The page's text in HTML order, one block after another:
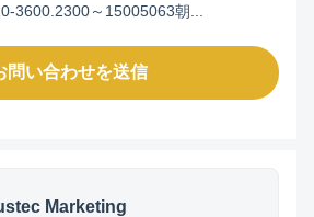
3600.2300～15005063朝...
問い合わせを送信
Marketing